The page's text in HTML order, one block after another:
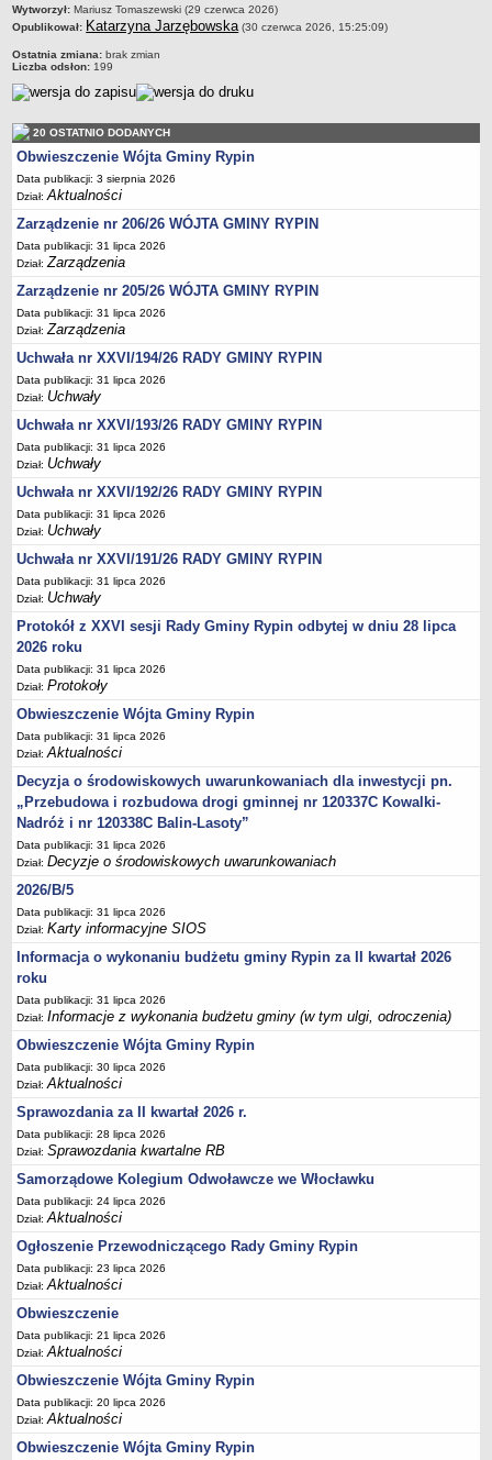
Ogłoszenia o naborze na wolne stanowiska urzędnicze
wolne stanowiska urzędnicze
Wyniki naboru na wolne stanowiska urzędnicze
Petycje
Sygnaliści
Galeria
Raporty o stanie dostępności
Wnioski
WŁADZE I STRUKTURA
Struktura organizacyjna
Rada gminy
Wójt
Urząd gminy
Jednostki organizacyjne, GOPS, Instytucja kultury, OSP
Jednostki pomocnicze - sołectwa
Plan pracy komisji rewizyjnej
Sesje Rady Gminy Rypin
Statut
Strategia rozwoju
Uchwały
Projekty uchwał
Protokoły
Imienne wykazy głosowań radnych
Postać dokumentów
Akty Prawne, Dzienniki Ustaw, Monitory Polskie
Prawo miejscowe
Zarządzenia
Studium uwarunkowań i kierunków zagospodarowania
przestrzennego
Dane przestrzenne - MPZP
Stałe obwody głosowania, numery, granice oraz siedziby
obwodowych komisji wyborczych, opis granic okręgów wyborczych
Plan ogólny gminy Rypin
FINANSE GMINY
Budżet
Zmiany budżetu
Wieloletnia Prognoza Finansowa
Majątek gminy
Majątek jednostek organizacyjnych
Dług publiczny
Realizacja inwestycji
Sprawozdania z wykonania budżetu
Sprawozdania kwartalne RB
Sprawozdania finansowe
Informacje z wykonania budżetu gminy (w tym ulgi, odroczenia)
Interpretacje indywidualne
SPRAWY DO ZAŁATWIENIA
BUDOWA PRZYDOMOWYCH OCZYSZCZALNI ŚCIEKÓW -
DOFINANSOWANIE
Preferencyjny zakup węgla
Wykaz spraw
metryczka
Wytworzył: Mariusz Tomaszewski (29 czerwca 2026)
Opublikował: Katarzyna Jarzębowska (30 czerwca 2026, 15:25:09)
Ostatnia zmiana: brak zmian
Liczba odsłon: 199
20 OSTATNIO DODANYCH
Obwieszczenie Wójta Gminy Rypin
Data publikacji: 3 sierpnia 2026
Dział:Aktualności
Zarządzenie nr 206/26 WÓJTA GMINY RYPIN
Data publikacji: 31 lipca 2026
Dział:Zarządzenia
Zarządzenie nr 205/26 WÓJTA GMINY RYPIN
Data publikacji: 31 lipca 2026
Dział:Zarządzenia
Uchwała nr XXVI/194/26 RADY GMINY RYPIN
Data publikacji: 31 lipca 2026
Dział: Uchwały
Uchwała nr XXVI/193/26 RADY GMINY RYPIN
Data publikacji: 31 lipca 2026
Dział: Uchwały
Uchwała nr XXVI/192/26 RADY GMINY RYPIN
Data publikacji: 31 lipca 2026
Dział: Uchwały
Uchwała nr XXVI/191/26 RADY GMINY RYPIN
Data publikacji: 31 lipca 2026
Dział: Uchwały
Protokół z XXVI sesji Rady Gminy Rypin odbytej w dniu 28 lipca
2026 roku
Data publikacji: 31 lipca 2026
Dział:Protokoły
Obwieszczenie Wójta Gminy Rypin
Data publikacji: 31 lipca 2026
Dział:Aktualności
Decyzja o środowiskowych uwarunkowaniach dla inwestycji pn.
„Przebudowa i rozbudowa drogi gminnej nr 120337C Kowalki-
Nadróż i nr 120338C Balin-Lasoty”
Data publikacji: 31 lipca 2026
Dział:Decyzje o środowiskowych uwarunkowaniach
2026/B/5
Data publikacji: 31 lipca 2026
Dział:Karty informacyjne SIOS
Informacja o wykonaniu budżetu gminy Rypin za II kwartał 2026
roku
Data publikacji: 31 lipca 2026
Dział:Informacje z wykonania budżetu gminy (w tym ulgi, odroczenia)
Obwieszczenie Wójta Gminy Rypin
Data publikacji: 30 lipca 2026
Dział:Aktualności
Sprawozdania za II kwartał 2026 r.
Data publikacji: 28 lipca 2026
Dział:Sprawozdania kwartalne RB
Samorządowe Kolegium Odwoławcze we Włocławku
Data publikacji: 24 lipca 2026
Dział:Aktualności
Ogłoszenie Przewodniczącego Rady Gminy Rypin
Data publikacji: 23 lipca 2026
Dział:Aktualności
Obwieszczenie
Data publikacji: 21 lipca 2026
Dział:Aktualności
Obwieszczenie Wójta Gminy Rypin
Data publikacji: 20 lipca 2026
Dział:Aktualności
Obwieszczenie Wójta Gminy Rypin